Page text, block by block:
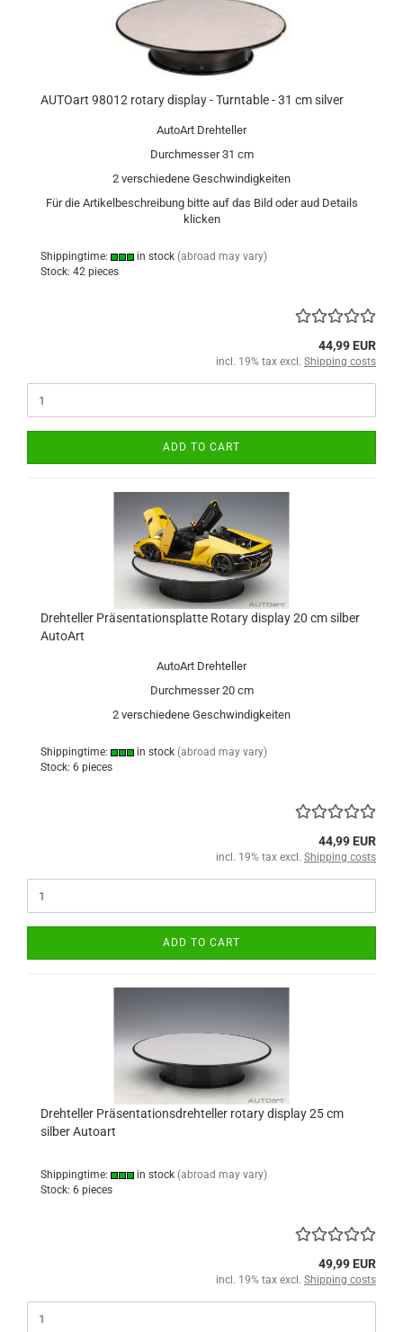
AUTOart 98012 rotary display - Turntable - 31 cm silver
AutoArt Drehteller
Durchmesser 31 cm
2 verschiedene Geschwindigkeiten
Für die Artikelbeschreibung bitte auf das Bild oder aud Details
klicken
Shippingtime: in stock (abroad may vary)
Stock: 42 pieces
44,99 EUR
incl. 19% tax excl. Shipping costs
ADD TO CART
Drehteller Präsentationsplatte Rotary display 20 cm silber
AutoArt
AutoArt Drehteller
Durchmesser 20 cm
2 verschiedene Geschwindigkeiten
Shippingtime: in stock (abroad may vary)
Stock: 6 pieces
44,99 EUR
incl. 19% tax excl. Shipping costs
ADD TO CART
Drehteller Präsentationsdrehteller rotary display 25 cm
silber Autoart
Shippingtime: in stock (abroad may vary)
Stock: 6 pieces
49,99 EUR
incl. 19% tax excl. Shipping costs